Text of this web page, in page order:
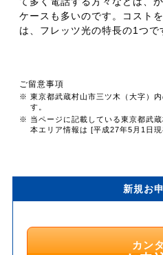
ケースも多いのです。コスト
は、フレッツ光の特長の1つで
ご留意事項
※ 東京都武蔵村山市三ツ木（大字）
す。
※ 当ページに記載している東京都武
本エリア情報は [平成27年5月1日現
新規お
カン